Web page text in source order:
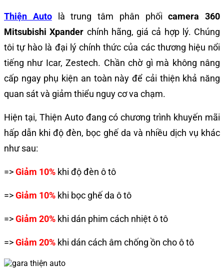
Thiện Autolà trung tâm phân phốicamera 360
Mitsubishi Xpander chính hãng, giá cả hợp lý. Chúng
tôi tự hào là đại lý chính thức của các thương hiệu nổi
tiếng như Icar, Zestech. Chần chờ gì mà không nâng
cấp ngay phụ kiện an toàn này để cải thiện khả năng
quan sát và giảm thiểu nguy cơ va chạm.
Hiện tại, Thiện Auto đang có chương trình khuyến mãi
hấp dẫn khi độ đèn, bọc ghế da và nhiều dịch vụ khác
như sau:
=>Giảm 10% khi độ đèn ô tô
=>Giảm 10% khi bọc ghế da ô tô
=>Giảm 20% khi dán phim cách nhiệt ô tô
=>Giảm 20% khi dán cách âm chống ồn cho ô tô